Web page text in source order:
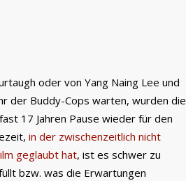
oder von Yang Naing Lee und
der Buddy-Cops warten, wurden die
17 Jahren Pause wieder für den
in der zwischenzeitlich nicht
geglaubt hat, ist es schwer zu
bzw. was die Erwartungen